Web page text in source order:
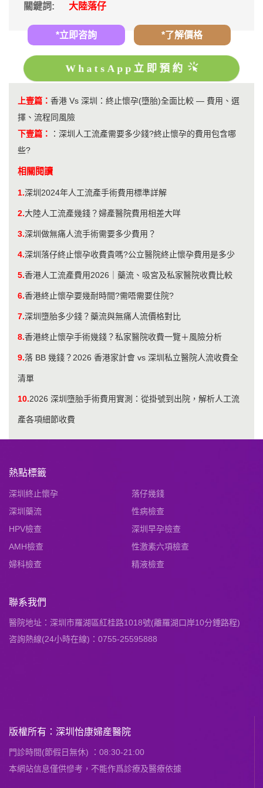
關鍵詞:
大陸落仔
*立即咨詢 *了解價格
WhatsApp立即預約
上壹篇： 香港 Vs 深圳：終止懷孕(墮胎)全面比較 — 費用、選
擇、流程同風險
下壹篇：
： 深圳人工流產需要多少錢?終止懷孕的費用包含哪
些?
相關閱讀
1.深圳2024年人工流產手術費用標準詳解
2.大陸人工流產幾錢？婦產醫院費用相差大咩
3.深圳做無痛人流手術需要多少費用？
4.深圳落仔終止懷孕收費貴嗎?公立醫院終止懷孕費用是多少
5.香港人工流產費用2026｜藥流、吸宮及私家醫院收費比較
6.香港終止懷孕要幾耐時間?需唔需要住院?
7.深圳墮胎多少錢？藥流與無痛人流價格對比
8.香港終止懷孕手術幾錢？私家醫院收費一覽＋風險分析
9.落 BB 幾錢？2026 香港家計會 vs 深圳私立醫院人流收費全
清單
10.2026 深圳墮胎手術費用實測：從掛號到出院，解析人工流
產各項細節收費
熱點標籤
深圳終止懷孕
落仔幾錢
深圳藥流
性病檢查
HPV檢查
深圳早孕檢查
AMH檢查
性激素六項檢查
婦科檢查
精液檢查
聯系我們
醫院地址：深圳市羅湖區紅桂路1018號(離羅湖口岸10分鍾路程)
咨詢熱線(24小時在線)：0755-25595888
版權所有：深圳怡康婦産醫院
門診時間(節假日無休) ：08:30-21:00
本網站信息僅供慘考，不能作爲診療及醫療依據